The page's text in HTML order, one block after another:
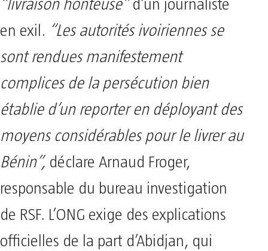
“livraison honteuse” d’un journaliste
en exil.
“Les autorités ivoiriennes se
sont rendues manifestement
complices de la persécution bien
établie d’un reporter en déployant des
moyens considérables pour le livrer au
Bénin”, déclare Arnaud Froger,
responsable du bureau investigation
de RSF. L’ONG exige des explications
officielles de la part d’Abidjan, qui